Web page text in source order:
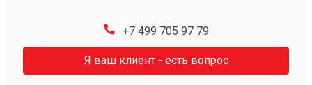
+7 499 705 97 79
Я ваш клиент - есть вопрос